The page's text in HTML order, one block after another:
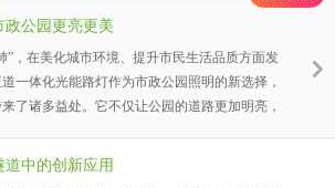
公园更亮更美
”，在美化城市环境、提升市民生活品质方面发
一体化光能路灯作为市政公园照明的新选择，
了诸多益处。它不仅让公园的道路更加明亮，
中的创新应用